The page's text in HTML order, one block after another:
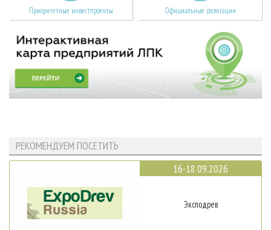
Приоритетные инвестпроекты Официальные делегации
РЕКОМЕНДУЕМ ПОСЕТИТЬ
16-18.09.2026
Эксподрев